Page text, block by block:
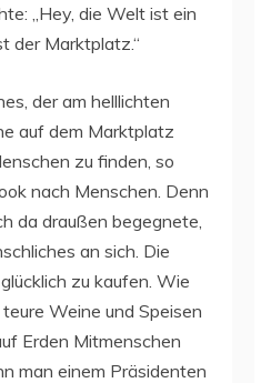
„Hey, die Welt ist ein
der Marktplatz.“
der am helllichten
auf dem Marktplatz
zu finden, so
nach Menschen. Denn
da draußen begegnete,
an sich. Die
zu kaufen. Wie
Weine und Speisen
Erden Mitmenschen
man einem Präsidenten